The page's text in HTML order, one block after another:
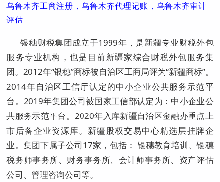
乌鲁木齐工商注册，乌鲁木齐代理记账，乌鲁木齐审计
评估
银穗财税集团成立于1999年，是新疆专业财税外包
服务专业机构，也是目前新疆家综合财税外包服务集
团。2012年“银穗”商标被自治区工商局评为“新疆商标”。
2014年自治区工信厅认定的中小企业公共服务示范平
台。2019年集团公司被国家工信部认定为：中小企业公
共服务示范平台。2020年入库新疆自治区金融办重点上
市后备企业资源库。新疆股权交易中心精选层挂牌企
业。集团下属子公司17家，包括： 银穗教育培训、银穗
税务师事务所、财务事务所、会计师事务所、资产评估
公司、管理咨询公司等。